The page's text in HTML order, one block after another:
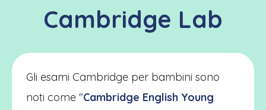
Cambridge Lab
Gli esami Cambridge per bambini sono
noti come "Cambridge English Young